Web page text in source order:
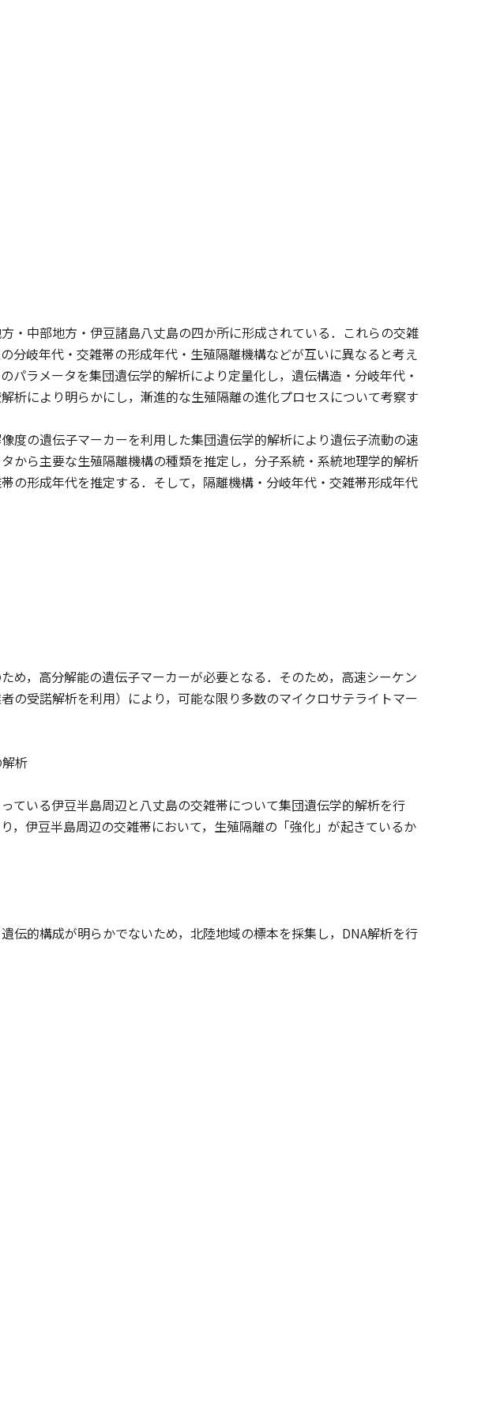
・中部地方・伊豆諸島八丈島の四か所に形成されている．これらの交雑
分岐年代・交雑帯の形成年代・生殖隔離機構などが互いに異なると考え
パラメータを集団遺伝学的解析により定量化し，遺伝構造・分岐年代・
析により明らかにし，漸進的な生殖隔離の進化プロセスについて考察す
度の遺伝子マーカーを利用した集団遺伝学的解析により遺伝子流動の速
から主要な生殖隔離機構の種類を推定し，分子系統・系統地理学的解析
の形成年代を推定する．そして，隔離機構・分岐年代・交雑帯形成年代
め，高分解能の遺伝子マーカーが必要となる．そのため，高速シーケン
の受諾解析を利用）により，可能な限り多数のマイクロサテライトマー
析
ている伊豆半島周辺と八丈島の交雑帯について集団遺伝学的解析を行
，伊豆半島周辺の交雑帯において，生殖隔離の「強化」が起きているか
伝的構成が明らかでないため，北陸地域の標本を採集し，DNA解析を行